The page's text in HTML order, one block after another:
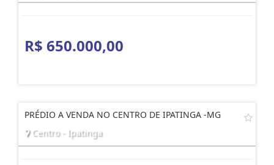
R$ 650.000,00
PRÉDIO A VENDA NO CENTRO DE IPATINGA -MG
Centro - Ipatinga